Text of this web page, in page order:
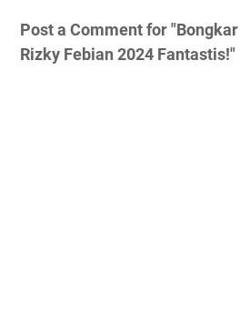
Post a Comment for
Rizky Febian 2024 Fantastis!"